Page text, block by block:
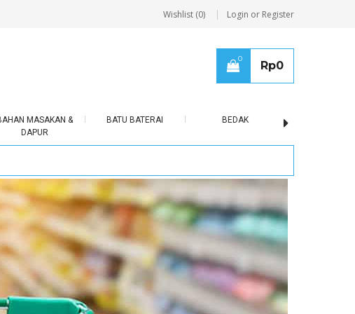
Wishlist (0) Login or Register
0
Rp0
MASAKAN &
DAPUR
BATU BATERAI BEDAK